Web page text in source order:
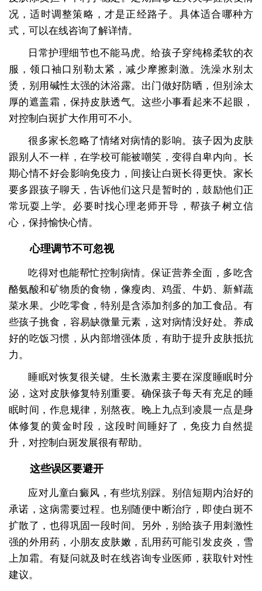
况，适时调整策略，才是正经路子。具体适合哪种方
式，可以在线咨询了解详情。
日常护理细节也不能马虎。给孩子穿纯棉柔软的衣
服，领口袖口别勒太紧，减少摩擦刺激。洗澡水别太
烫，别用碱性太强的沐浴露。出门做好防晒，但别涂太
厚的遮盖霜，保持皮肤透气。这些小事看起来不起眼，
对控制白斑扩大作用可不小。
很多家长忽略了情绪对病情的影响。孩子因为皮肤
跟别人不一样，在学校可能被嘲笑，变得自卑内向。长
期心情不好会影响免疫力，间接让白斑长得更快。家长
要多跟孩子聊天，告诉他们这只是暂时的，鼓励他们正
常玩耍上学。必要时找心理老师开导，帮孩子树立信
心，保持愉快心情。
心理调节不可忽视
吃得对也能帮忙控制病情。保证营养全面，多吃含
酪氨酸和矿物质的食物，像瘦肉、鸡蛋、牛奶、新鲜蔬
菜水果。少吃零食，特别是含添加剂多的加工食品。有
些孩子挑食，容易缺微量元素，这对病情没好处。养成
好的吃饭习惯，从内部增强体质，有助于提升皮肤抵抗
力。
睡眠对恢复很关键。生长激素主要在深度睡眠时分
泌，这对皮肤修复特别重要。确保孩子每天有充足的睡
眠时间，作息规律，别熬夜。晚上九点到凌晨一点是身
体修复的黄金时段，这段时间睡好了，免疫力自然提
升，对控制白斑发展很有帮助。
这些误区要避开
应对儿童白癜风，有些坑别踩。别信短期内治好的
承诺，这病需要过程。也别随便中断治疗，即使白斑不
扩散了，也得巩固一段时间。另外，别给孩子用刺激性
强的外用药，小朋友皮肤嫩，乱用药可能引发皮炎，雪
上加霜。有疑问就及时在线咨询专业医师，获取针对性
建议。